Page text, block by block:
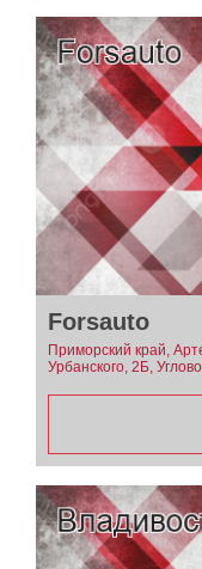
Forsauto
Приморский край,
Урбанского, 2Б,